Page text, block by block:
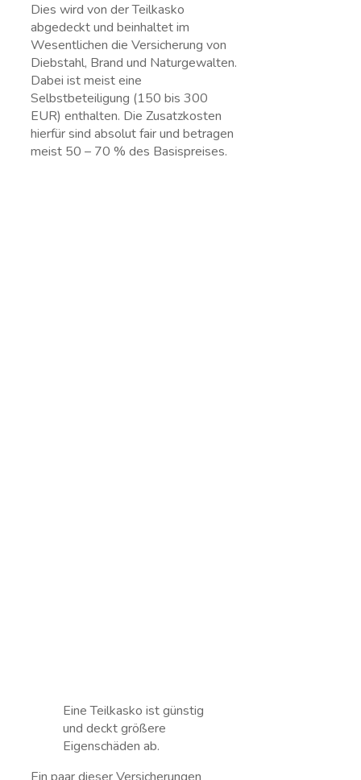
Dies wird von der Teilkasko
abgedeckt und beinhaltet im
Wesentlichen die Versicherung von
Diebstahl, Brand und Naturgewalten.
Dabei ist meist eine
Selbstbeteiligung (150 bis 300
EUR) enthalten. Die Zusatzkosten
hierfür sind absolut fair und betragen
meist 50 – 70 % des Basispreises.
Eine Teilkasko ist günstig
und deckt größere
Eigenschäden ab.